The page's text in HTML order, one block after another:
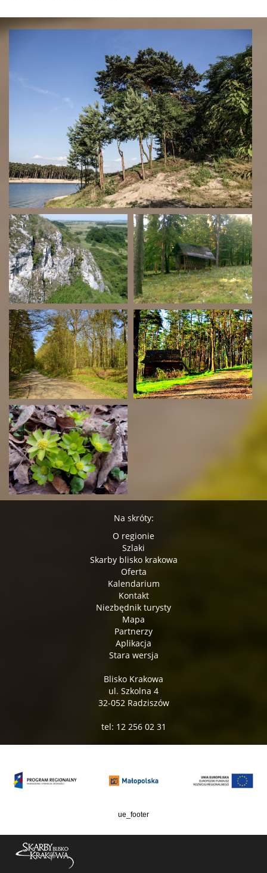
Na skróty:
O regionie
Szlaki
Skarby blisko krakowa
Oferta
Kalendarium
Kontakt
Niezbędnik turysty
Mapa
Partnerzy
Aplikacja
Stara wersja
Blisko Krakowa
ul. Szkolna 4
32-052 Radziszów
tel: 12 256 02 31
ue_footer